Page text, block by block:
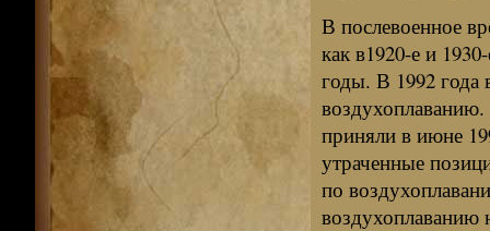
В послевоенное
как в1920-е и
годы. В 1992 года
приняли в июне
утраченные
по
воздухоплаванию